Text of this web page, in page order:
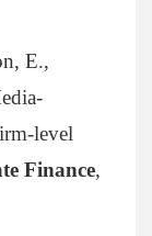
E.,
level
Finance,